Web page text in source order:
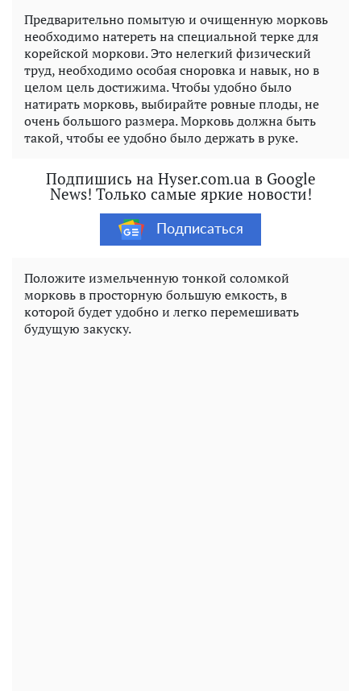
Предварительно помытую и очищенную морковь
необходимо натереть на специальной терке для
корейской моркови. Это нелегкий физический
труд, необходимо особая сноровка и навык, но в
целом цель достижима. Чтобы удобно было
натирать морковь, выбирайте ровные плоды, не
очень большого размера. Морковь должна быть
такой, чтобы ее удобно было держать в руке.
Подпишись на Hyser.com.ua в Google
News! Только самые яркие новости!
Подписаться
Положите измельченную тонкой соломкой
морковь в просторную большую емкость, в
которой будет удобно и легко перемешивать
будущую закуску.